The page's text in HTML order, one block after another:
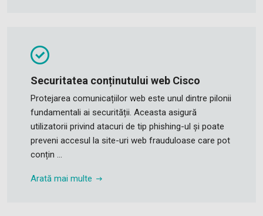
Securitatea conținutului web Cisco
Protejarea comunicațiilor web este unul dintre pilonii
fundamentali ai securității. Aceasta asigură
utilizatorii privind atacuri de tip phishing-ul și poate
preveni accesul la site-uri web frauduloase care pot
conțin ...
Arată mai multe